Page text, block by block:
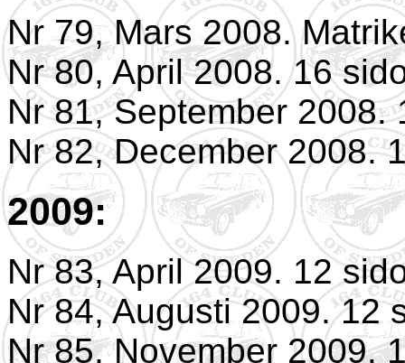
Nr 79, Mars 2008.
Nr 80, April 2008. 16
Nr 81, September 2008.
Nr 82, December 2008.
2009:
Nr 83, April 2009. 12
Nr 84, Augusti 2009. 12
Nr 85, November 2009.